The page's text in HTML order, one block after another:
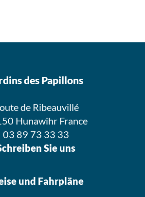
des Papillons
de Ribeauvillé
Hunawihr France
03 89 73 33 33
Sie uns
und Fahrpläne